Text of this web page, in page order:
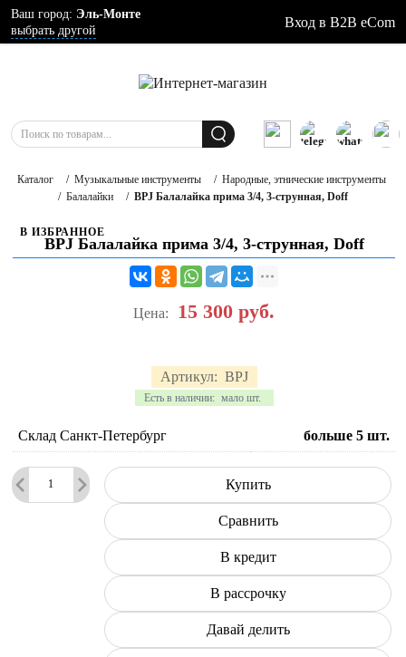
Ваш город: Эль-Монте
выбрать другой
Вход в B2B eCom
Каталог / Музыкальные инструменты / Народные, этнические инструменты
/ Балалайки / BPJ Балалайка прима 3/4, 3-струнная, Doff
В ИЗБРАННОЕ
BPJ Балалайка прима 3/4, 3-струнная, Doff
Артикул: BPJ
Есть в наличии: мало шт.
Цена: 15 300 руб.
Склад Санкт-Петербург больше 5 шт.
Купить
Сравнить
В кредит
В рассрочку
Давай делить